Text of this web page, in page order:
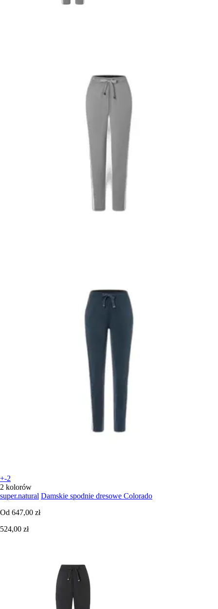
+-2
2 kolorów
super.natural Damskie spodnie dresowe Colorado
Od 647,00 zł
524,00 zł